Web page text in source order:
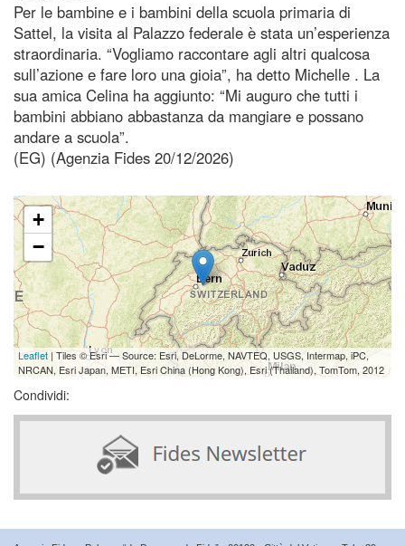
Per le bambine e i bambini della scuola primaria di
Sattel, la visita al Palazzo federale è stata un’esperienza
straordinaria. “Vogliamo raccontare agli altri qualcosa
sull’azione e fare loro una gioia”, ha detto Michelle . La
sua amica Celina ha aggiunto: “Mi auguro che tutti i
bambini abbiano abbastanza da mangiare e possano
andare a scuola”.
(EG) (Agenzia Fides 20/12/2026)
+
−
Leaflet | Tiles © Esri — Source: Esri, DeLorme, NAVTEQ, USGS, Intermap, iPC,
NRCAN, Esri Japan, METI, Esri China (Hong Kong), Esri (Thailand), TomTom, 2012
Condividi: